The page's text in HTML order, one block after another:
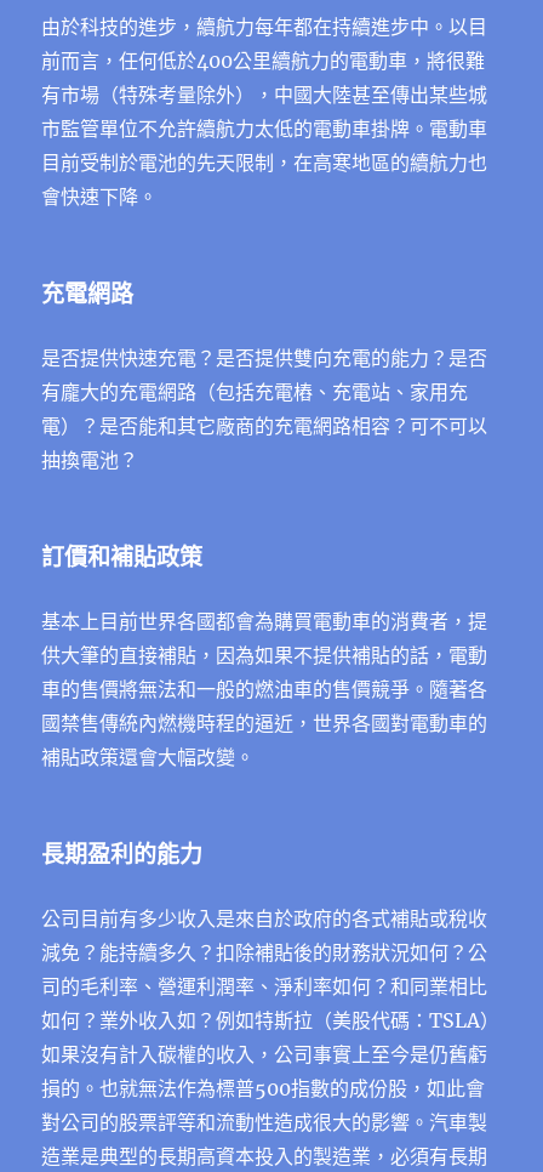
由於科技的進步，續航力每年都在持續進步中。以目
前而言，任何低於400公里續航力的電動車，將很難
有市場（特殊考量除外），中國大陸甚至傳出某些城
市監管單位不允許續航力太低的電動車掛牌。電動車
目前受制於電池的先天限制，在高寒地區的續航力也
會快速下降。
充電網路
是否提供快速充電？是否提供雙向充電的能力？是否
有龐大的充電網路（包括充電樁、充電站、家用充
電）？是否能和其它廠商的充電網路相容？可不可以
抽換電池？
訂價和補貼政策
基本上目前世界各國都會為購買電動車的消費者，提
供大筆的直接補貼，因為如果不提供補貼的話，電動
車的售價將無法和一般的燃油車的售價競爭。隨著各
國禁售傳統內燃機時程的逼近，世界各國對電動車的
補貼政策還會大幅改變。
長期盈利的能力
公司目前有多少收入是來自於政府的各式補貼或稅收
減免？能持續多久？扣除補貼後的財務狀況如何？公
司的毛利率、營運利潤率、淨利率如何？和同業相比
如何？業外收入如？例如特斯拉（美股代碼：TSLA）
如果沒有計入碳權的收入，公司事實上至今是仍舊虧
損的。也就無法作為標普500指數的成份股，如此會
對公司的股票評等和流動性造成很大的影響。汽車製
造業是典型的長期高資本投入的製造業，必須有長期